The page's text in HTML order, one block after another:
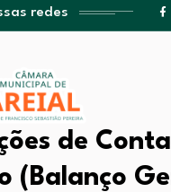
redes
de
(Balanço